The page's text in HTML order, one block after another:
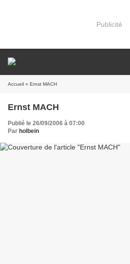
Publicité
Accueil » Ernst MACH
Ernst MACH
Publié le 26/09/2006 à 07:00
Par holbein